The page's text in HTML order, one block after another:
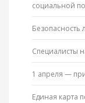
социальной
Безопасность
Специалисты
1 апреля —
Единая карта